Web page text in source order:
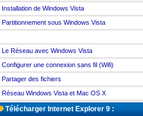
Installation de Windows Vista
Partitionnement sous Windows Vista
Le Réseau avec Windows Vista
Configurer une connexion sans fil (Wifi)
Partager des fichiers
Réseau Windows Vista et Mac OS X
Télécharger Internet Explorer 9 :